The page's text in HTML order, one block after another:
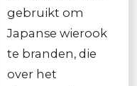
gebruikt om
Japanse wierook
te branden, die
over het